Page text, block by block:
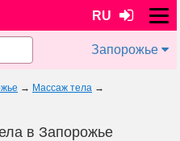
RU
Запорожье
→ Массаж тела →
в Запорожье